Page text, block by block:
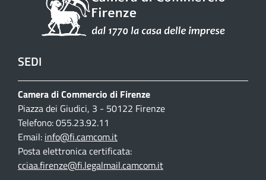
SEDI
Camera di Commercio di Firenze
Piazza dei Giudici, 3 - 50122 Firenze
Telefono: 055.23.92.11
Email: info@fi.camcom.it
Posta elettronica certificata:
cciaa.firenze@fi.legalmail.camcom.it